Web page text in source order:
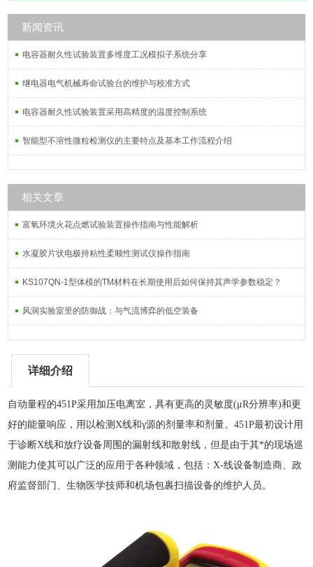
新闻资讯
电容器耐久性试验装置多维度工况模拟子系统分享
继电器电气机械寿命试验台的维护与校准方式
电容器耐久性试验装置采用高精度的温度控制系统
智能型不溶性微粒检测仪的主要特点及基本工作流程介绍
相关文章
富氧环境火花点燃试验装置操作指南与性能解析
水凝胶片状电极持粘性柔顺性测试仪操作指南
KS107QN-1型体模的TM材料在长期使用后如何保持其声学参数稳定？
风洞实验室里的防御战：与气流博弈的低空装备
详细介绍
自动量程的451P采用加压电离室，具有更高的灵敏度(μR分辨率)和更
好的能量响应，用以检测X线和γ源的剂量率和剂量。451P最初设计用
于诊断X线和放疗设备周围的漏射线和散射线，但是由于其*的现场巡
测能力使其可以广泛的应用于各种领域，包括：X-线设备制造商、政
府监督部门、生物医学技师和机场包裹扫描设备的维护人员。